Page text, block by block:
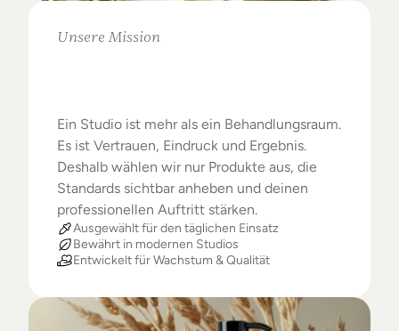
Unsere Mission
Ein Studio ist mehr als ein Behandlungsraum.
Es ist Vertrauen, Eindruck und Ergebnis.
Deshalb wählen wir nur Produkte aus, die
Standards sichtbar anheben und deinen
professionellen Auftritt stärken.
Ausgewählt für den täglichen Einsatz
Bewährt in modernen Studios
Entwickelt für Wachstum & Qualität